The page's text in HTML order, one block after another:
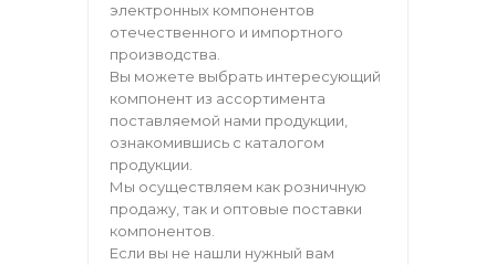
электронных компонентов
отечественного и импортного
производства.
Вы можете выбрать интересующий
компонент из ассортимента
поставляемой нами продукции,
ознакомившись с каталогом
продукции.
Мы осуществляем как розничную
продажу, так и оптовые поставки
компонентов.
Если вы не нашли нужный вам